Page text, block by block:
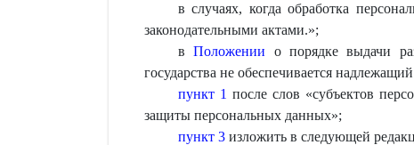
в случаях, когда обработка
законодательными актами.»;
вПоложении о порядке выдачи
государства не обеспечивается
пункт 1 после слов «субъектов
защиты персональных данных»;
пункт 3изложить в следующей